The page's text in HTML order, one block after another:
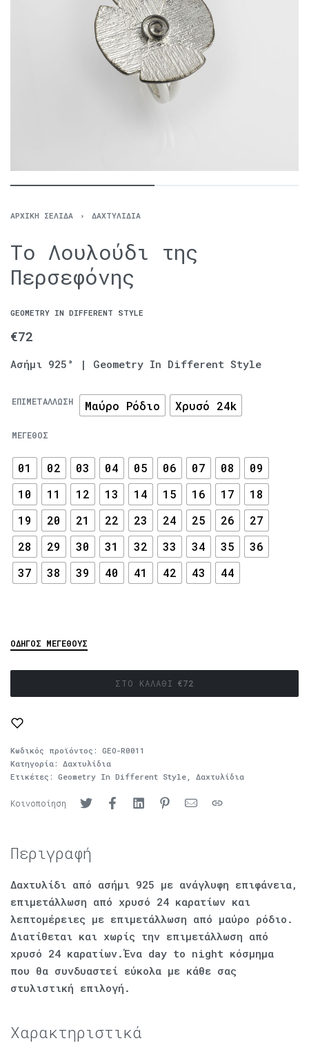
ΑΡΧΙΚΉ ΣΕΛΊΔΑ › ΔΑΧΤΥΛΊΔΙΑ
Το Λουλούδι της
Περσεφόνης
GEOMETRY IN DIFFERENT STYLE
€72
Ασήμι 925° | Geometry In Different Style
ΕΠΙΜΕΤΆΛΛΩΣΗ Μαύρο Ρόδιο Χρυσό 24k
ΜΈΓΕΘΟΣ
01 02 03 04 05 06 07 08
09
10
11 12 13 14 15 16 17
18
19
20 21 22 23 24 25 26
27
28
29 30 31 32 33 34 35
36
37
38 39 40 41 42 43 44
ΟΔΗΓΌΣ ΜΕΓΈΘΟΥΣ
€72
ΣΤΟ ΚΑΛΆΘΙ
Κωδικός προϊόντος: GEO-R0011
Κατηγορία: Δαχτυλίδια
Ετικέτες: Geometry In Different Style Δαχτυλίδια
Κοινοποίηση
Περιγραφή
Δαχτυλίδι από ασήμι 925 με ανάγλυφη επιφάνεια,
επιμετάλλωση από χρυσό 24 καρατίων και
λεπτομέρειες με επιμετάλλωση από μαύρο ρόδιο.
Διατίθεται και χωρίς την επιμετάλλωση από
χρυσό 24 καρατίων.Ένα day to night κόσμημα
που θα συνδυαστεί εύκολα με κάθε σας
στυλιστική επιλογή.
Χαρακτηριστικά